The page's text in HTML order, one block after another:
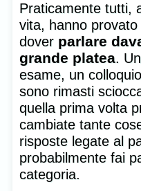
Praticamente tutti,
vita, hanno provato
dover parlare
grande platea.
esame, un
sono rimasti
quella prima volta
cambiate tante
risposte legate al
probabilmente fai
categoria.